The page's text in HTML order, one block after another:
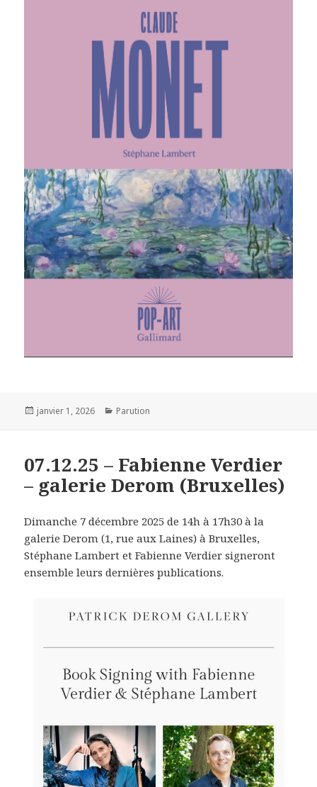
Publié
janvier 1, 2026 Catégories
Parution
07.12.25 – Fabienne Verdier
– galerie Derom (Bruxelles)
Dimanche 7 décembre 2025 de 14h à 17h30 à la
galerie Derom (1, rue aux Laines) à Bruxelles,
Stéphane Lambert et Fabienne Verdier signeront
ensemble leurs dernières publications.